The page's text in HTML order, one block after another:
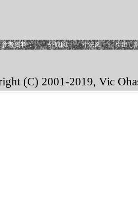
。
参考資料： 外観図 寸法図 引出し
(C) 2001-2019, Vic